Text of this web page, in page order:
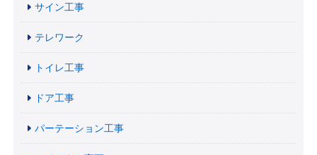
サイン工事
テレワーク
トイレ工事
ドア工事
パーテーション工事